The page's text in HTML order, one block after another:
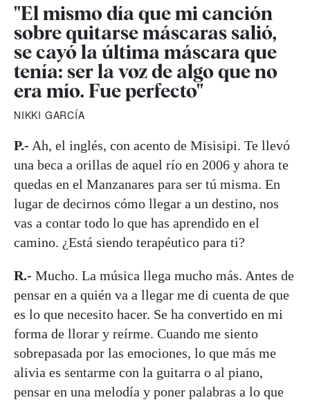
"El mismo día que mi canción
sobre quitarse máscaras salió,
se cayó la última máscara que
tenía: ser la voz de algo que no
era mío. Fue perfecto"
NIKKI GARCÍA
P.- Ah, el inglés, con acento de Misisipi. Te llevó
una beca a orillas de aquel río en 2006 y ahora te
quedas en el Manzanares para ser tú misma. En
lugar de decirnos cómo llegar a un destino, nos
vas a contar todo lo que has aprendido en el
camino. ¿Está siendo terapéutico para ti?
R.- Mucho. La música llega mucho más. Antes de
pensar en a quién va a llegar me di cuenta de que
es lo que necesito hacer. Se ha convertido en mi
forma de llorar y reírme. Cuando me siento
sobrepasada por las emociones, lo que más me
alivia es sentarme con la guitarra o al piano,
pensar en una melodía y poner palabras a lo que